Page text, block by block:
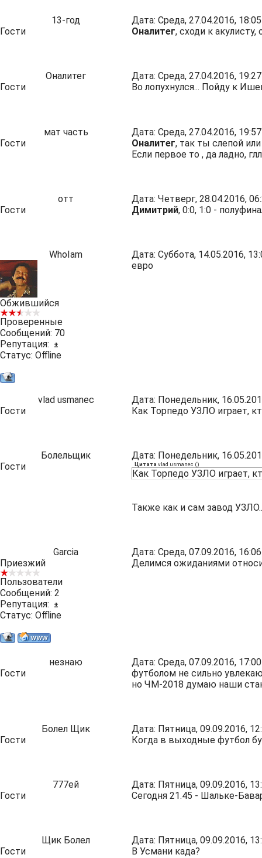
13-год
Дата: Среда, 27.04.2016,
Гости
Оналитег, сходи к
Оналитег
Дата: Среда, 27.04.2016,
Гости
Во лопухнулся... Пойду к
мат часть
Дата: Среда, 27.04.2016,
Гости
Оналитег, так ты слепой
Если первое то , да ладно,
отт
Дата: Четверг, 28.04.2016,
Гости
Димитрий, 0:0, 1:0 -
WhoIam Дата: Суббота, 14.05.2016,
Обжившийся
Проверенные
Сообщений: 70
Репутация:
±
Статус: Offline
евро
vlad usmanec
Дата: Понедельник,
Гости
Как Торпедо УЗЛО играет,
Болельщик
Дата: Понедельник,
Гости
Цитата vlad usmanec ()
Как Торпедо УЗЛО играет,
Также как и сам завод
Garcia
Дата: Среда, 07.09.2016,
Приезжий
Пользователи
Сообщений: 2
Репутация:
±
Статус: Offline
Делимся ожиданиями
незнаю
Дата: Среда, 07.09.2016,
Гости
футболом не сильно
но ЧМ-2018 думаю наши
Болел Щик
Дата: Пятница, 09.09.2016,
Гости
Когда в выходные футбол
777ей
Дата: Пятница, 09.09.2016,
Гости
Сегодня 21.45 - Шальке-
Щик Болел
Дата: Пятница, 09.09.2016,
Гости
В Усмани када?